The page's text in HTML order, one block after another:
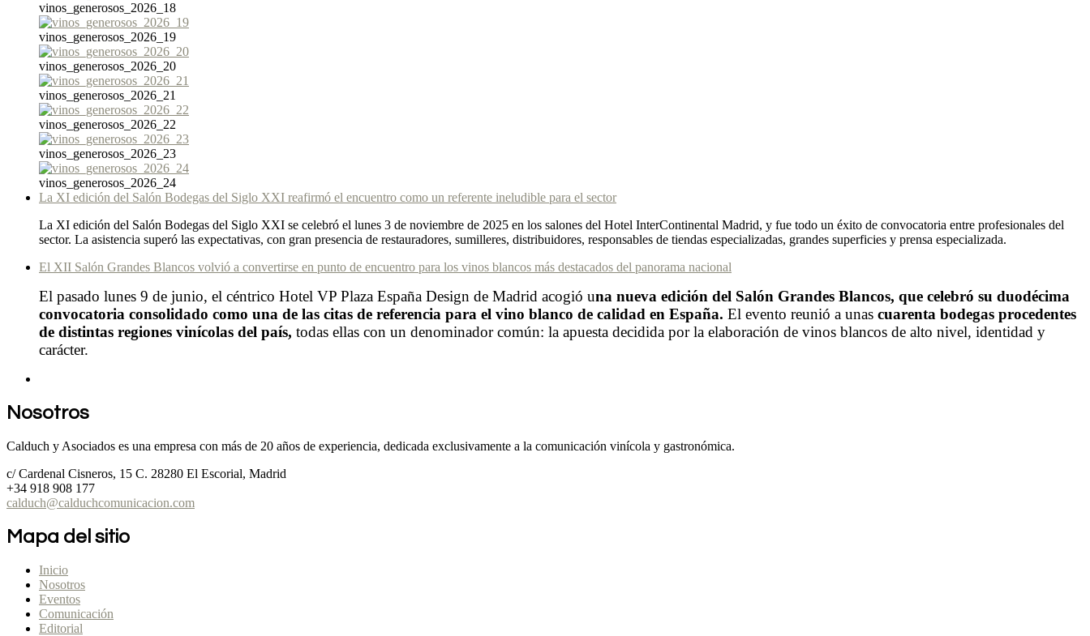
vinos_generosos_2026_18
vinos_generosos_2026_19
vinos_generosos_2026_20
vinos_generosos_2026_21
vinos_generosos_2026_22
vinos_generosos_2026_23
vinos_generosos_2026_24
La XI edición del Salón Bodegas del Siglo XXI reafirmó el encuentro como un referente ineludible para el sector
La XI edición del Salón Bodegas del Siglo XXI se celebró el lunes 3 de noviembre de 2025 en los salones del Hotel InterContinental Madrid, y fue todo un éxito de convocatoria entre profesionales del
sector. La asistencia superó las expectativas, con gran presencia de restauradores, sumilleres, distribuidores, responsables de tiendas especializadas, grandes superficies y prensa especializada.
El XII Salón Grandes Blancos volvió a convertirse en punto de encuentro para los vinos blancos más destacados del panorama nacional
El pasado lunes 9 de junio, el céntrico Hotel VP Plaza España Design de Madrid acogió una nueva edición del Salón Grandes Blancos, que celebró su duodécima
convocatoria consolidado como una de las citas de referencia para el vino blanco de calidad en España. El evento reunió a unas cuarenta bodegas procedentes
de distintas regiones vinícolas del país, todas ellas con un denominador común: la apuesta decidida por la elaboración de vinos blancos de alto nivel, identidad y
carácter.
Nosotros
Calduch y Asociados es una empresa con más de 20 años de experiencia, dedicada exclusivamente a la comunicación vinícola y gastronómica.
c/ Cardenal Cisneros, 15 C. 28280 El Escorial, Madrid
+34 918 908 177
calduch@calduchcomunicacion.com
Mapa del sitio
Inicio
Nosotros
Eventos
Comunicación
Editorial